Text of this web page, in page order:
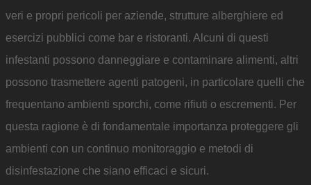
veri e propri pericoli per aziende, strutture alberghiere ed
esercizi pubblici come bar e ristoranti. Alcuni di questi
infestanti possono danneggiare e contaminare alimenti, altri
possono trasmettere agenti patogeni, in particolare quelli che
frequentano ambienti sporchi, come rifiuti o escrementi. Per
questa ragione è di fondamentale importanza proteggere gli
ambienti con un continuo monitoraggio e metodi di
disinfestazione che siano efficaci e sicuri.